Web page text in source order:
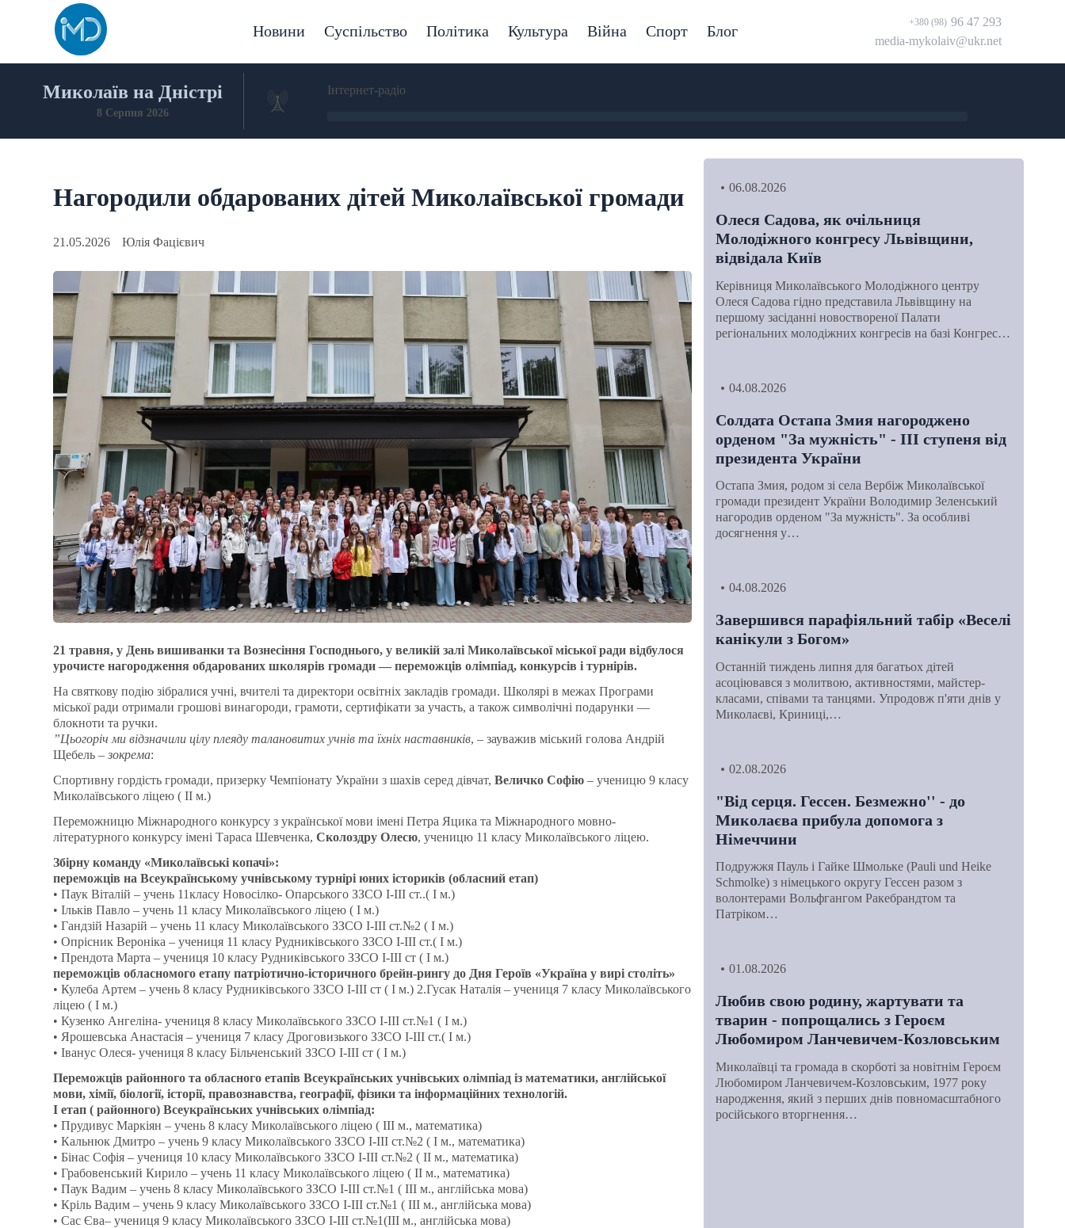
Новини Суспільство Політика Культура Війна Спорт Блог +380 (98) 96 47 293
media-mykolaiv@ukr.net
Миколаїв на Дністрі
8 Серпня 2026
Інтернет-радіо
Нагородили обдарованих дітей Миколаївської громади
21.05.2026 Юлія Фацієвич
21 травня, у День вишиванки та Вознесіння Господнього, у великій залі Миколаївської міської ради відбулося
урочисте нагородження обдарованих школярів громади — переможців олімпіад, конкурсів і турнірів.
На святкову подію зібралися учні, вчителі та директори освітніх закладів громади. Школярі в межах Програми
міської ради отримали грошові винагороди, грамоти, сертифікати за участь, а також символічні подарунки —
блокноти та ручки.
”Цьогоріч ми відзначили цілу плеяду талановитих учнів та їхніх наставників, – зауважив міський голова Андрій
Щебель – зокрема:
Спортивну гордість громади, призерку Чемпіонату України з шахів серед дівчат, Величко Софію – ученицю 9 класу
Миколаївського ліцею ( ІІ м.)
Переможницю Міжнародного конкурсу з української мови імені Петра Яцика та Міжнародного мовно-
літературного конкурсу імені Тараса Шевченка, Сколоздру Олесю, ученицю 11 класу Миколаївського ліцею.
Збірну команду «Миколаївські копачі»:
переможців на Всеукраїнському учнівському турнірі юних істориків (обласний етап)
• Паук Віталій – учень 11класу Новосілко- Опарського ЗЗСО І-ІІІ ст..( І м.)
• Ільків Павло – учень 11 класу Миколаївського ліцею ( І м.)
• Гандзій Назарій – учень 11 класу Миколаївського ЗЗСО І-ІІІ ст.№2 ( І м.)
• Опрісник Вероніка – учениця 11 класу Рудниківського ЗЗСО І-ІІІ ст.( І м.)
• Прендота Марта – учениця 10 класу Рудниківського ЗЗСО І-ІІІ ст ( І м.)
переможців обласномого етапу патріотично-історичного брейн-рингу до Дня Героїв «Україна у вирі століть»
• Кулеба Артем – учень 8 класу Рудниківського ЗЗСО І-ІІІ ст ( І м.) 2.Гусак Наталія – учениця 7 класу Миколаївського
ліцею ( І м.)
• Кузенко Ангеліна- учениця 8 класу Миколаївського ЗЗСО І-ІІІ ст.№1 ( І м.)
• Ярошевська Анастасія – учениця 7 класу Дроговизького ЗЗСО І-ІІІ ст.( І м.)
• Іванус Олеся- учениця 8 класу Більченський ЗЗСО І-ІІІ ст ( І м.)
Переможців районного та обласного етапів Всеукраїнських учнівських олімпіад із математики, англійської
мови, хімії, біології, історії, правознавства, географії, фізики та інформаційних технологій.
І етап ( районного) Всеукраїнських учнівських олімпіад:
• Прудивус Маркіян – учень 8 класу Миколаївського ліцею ( ІІІ м., математика)
• Кальнюк Дмитро – учень 9 класу Миколаївського ЗЗСО І-ІІІ ст.№2 ( І м., математика)
• Бінас Софія – учениця 10 класу Миколаївського ЗЗСО І-ІІІ ст.№2 ( ІІ м., математика)
• Грабовенський Кирило – учень 11 класу Миколаївського ліцею ( ІІ м., математика)
• Паук Вадим – учень 8 класу Миколаївського ЗЗСО І-ІІІ ст.№1 ( ІІІ м., англійська мова)
• Кріль Вадим – учень 9 класу Миколаївського ЗЗСО І-ІІІ ст.№1 ( ІІІ м., англійська мова)
• Сас Єва– учениця 9 класу Миколаївського ЗЗСО І-ІІІ ст.№1(ІІІ м., англійська мова)
06.08.2026
Олеся Садова, як очільниця
Молодіжного конгресу Львівщини,
відвідала Київ
Керівниця Миколаївського Молодіжного центру
Олеся Садова гідно представила Львівщину на
першому засіданні новоствореної Палати
регіональних молодіжних конгресів на базі Конгрес…
04.08.2026
Солдата Остапа Змия нагороджено
орденом "За мужність" - ІІІ ступеня від
президента України
Остапа Змия, родом зі села Вербіж Миколаївської
громади президент України Володимир Зеленський
нагородив орденом "За мужність". За особливі
досягнення у…
04.08.2026
Завершився парафіяльний табір «Веселі
канікули з Богом»
Останній тиждень липня для багатьох дітей
асоціювався з молитвою, активностями, майстер-
класами, співами та танцями. Упродовж п'яти днів у
Миколаєві, Криниці,…
02.08.2026
"Від серця. Гессен. Безмежно'' - до
Миколаєва прибула допомога з
Німеччини
Подружжя Пауль і Гайке Шмольке (Pauli und Heike
Schmolke) з німецького округу Гессен разом з
волонтерами Вольфгангом Ракебрандтом та
Патріком…
01.08.2026
Любив свою родину, жартувати та
тварин - попрощались з Героєм
Любомиром Ланчевичем-Козловським
Миколаївці та громада в скорботі за новітнім Героєм
Любомиром Ланчевичем-Козловським, 1977 року
народження, який з перших днів повномасштабного
російського вторгнення…